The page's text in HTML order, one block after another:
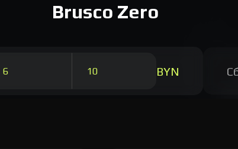
Brusco Zero
BYN